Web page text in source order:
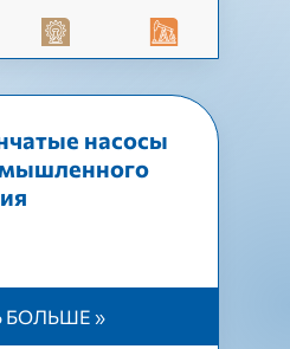
насосы
БОЛЬШЕ »